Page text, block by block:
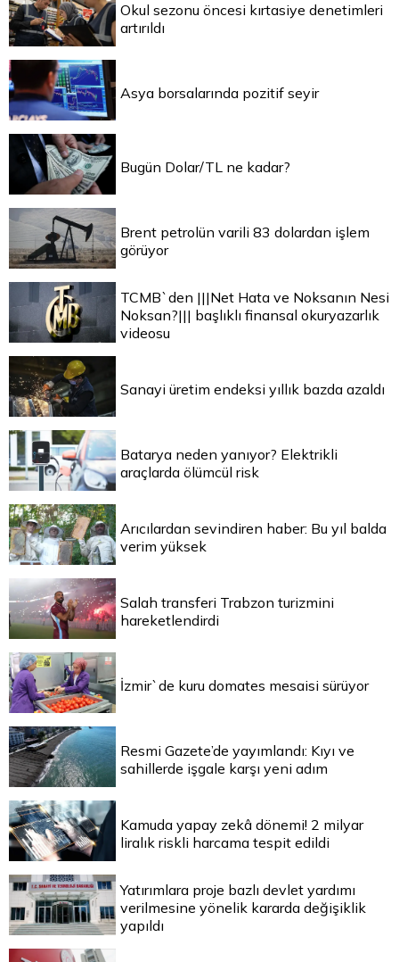
Okul sezonu öncesi kırtasiye denetimleri
artırıldı
Asya borsalarında pozitif seyir
Bugün Dolar/TL ne kadar?
Brent petrolün varili 83 dolardan işlem
görüyor
TCMB`den |||Net Hata ve Noksanın Nesi
Noksan?||| başlıklı finansal okuryazarlık
videosu
Sanayi üretim endeksi yıllık bazda azaldı
Batarya neden yanıyor? Elektrikli
araçlarda ölümcül risk
Arıcılardan sevindiren haber: Bu yıl balda
verim yüksek
Salah transferi Trabzon turizmini
hareketlendirdi
İzmir`de kuru domates mesaisi sürüyor
Resmi Gazete’de yayımlandı: Kıyı ve
sahillerde işgale karşı yeni adım
Kamuda yapay zekâ dönemi! 2 milyar
liralık riskli harcama tespit edildi
Yatırımlara proje bazlı devlet yardımı
verilmesine yönelik kararda değişiklik
yapıldı